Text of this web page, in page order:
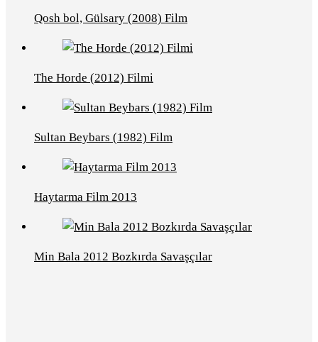
Qosh bol, Gülsary (2008) Film
The Horde (2012) Filmi
Sultan Beybars (1982) Film
Haytarma Film 2013
Min Bala 2012 Bozkırda Savaşçılar